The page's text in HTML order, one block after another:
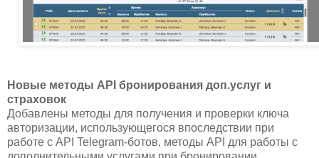
Новые методы API бронирования доп.услуг и
страховок
Добавлены методы для получения и проверки ключа
авторизации, использующегося впоследствии при
работе с API Telegram-ботов, методы API для работы с